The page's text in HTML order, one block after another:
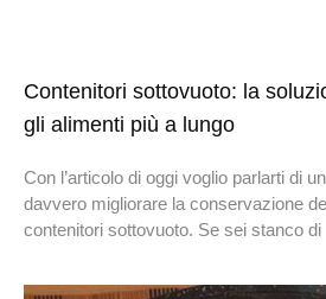
Contenitori sottovuoto: la
gli alimenti più a lungo
Con l’articolo di oggi voglio parlarti di
davvero migliorare la conservazione
contenitori sottovuoto. Se sei stanco di